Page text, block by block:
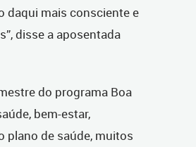
daqui mais consciente e
disse a aposentada
do programa Boa
bem-estar,
plano de saúde, muitos